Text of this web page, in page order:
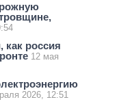
как россия
12 мая
2026, 12:51